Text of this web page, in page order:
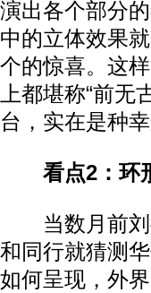
演出各个部分
中的立体效果
个的惊喜。这
上都堪称“前
台，实在是种幸
看点2：环形
当数月前刘
和同行就猜测
如何呈现，外